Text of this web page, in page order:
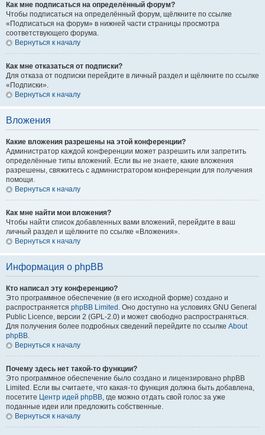
Как мне подписаться на определённый форум?
Чтобы подписаться на определённый форум, щёлкните по ссылке
«Подписаться на форум» в нижней части страницы просмотра
соответствующего форума.
Вернуться к началу
Как мне отказаться от подписки?
Для отказа от подписки перейдите в личный раздел и щёлкните по ссылке
«Подписки».
Вернуться к началу
Вложения
Какие вложения разрешены на этой конференции?
Администратор каждой конференции может разрешить или запретить
определённые типы вложений. Если вы не знаете, какие вложения
разрешены, свяжитесь с администратором конференции для получения
помощи.
Вернуться к началу
Как мне найти мои вложения?
Чтобы найти список добавленных вами вложений, перейдите в ваш
личный раздел и щёлкните по ссылке «Вложения».
Вернуться к началу
Информация о phpBB
Кто написал эту конференцию?
Это программное обеспечение (в его исходной форме) создано и
распространяется phpBB Limited . Оно доступно на условиях GNU General
Public Licence, версии 2 (GPL-2.0) и может свободно распространяться.
Для получения более подробных сведений перейдите по ссылке About
phpBB.
Вернуться к началу
Почему здесь нет такой-то функции?
Это программное обеспечение было создано и лицензировано phpBB
Limited. Если вы считаете, что какая-то функция должна быть добавлена,
посетите Центр идей phpBB, где можно отдать свой голос за уже
поданные идеи или предложить собственные.
Вернуться к началу